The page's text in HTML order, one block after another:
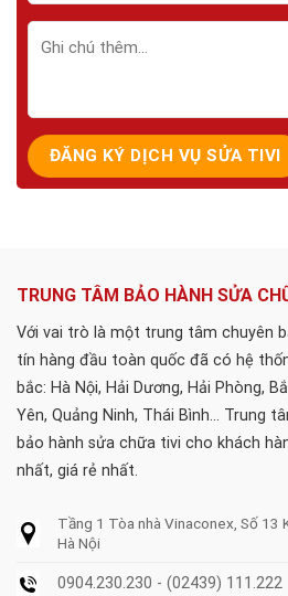
TRUNG TÂM BẢO HÀNH SỬA
Với vai trò là một trung tâm chuyên
tín hàng đầu toàn quốc đã có hệ
bắc: Hà Nội, Hải Dương, Hải Phòng,
Yên, Quảng Ninh, Thái Bình... Trung
bảo hành sửa chữa tivi cho khách
nhất, giá rẻ nhất.
Tầng 1 Tòa nhà Vinaconex, Số 13
Hà Nội
0904.230.230 - (02439) 111.222